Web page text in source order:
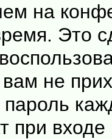
на
Это
не
пароль
при